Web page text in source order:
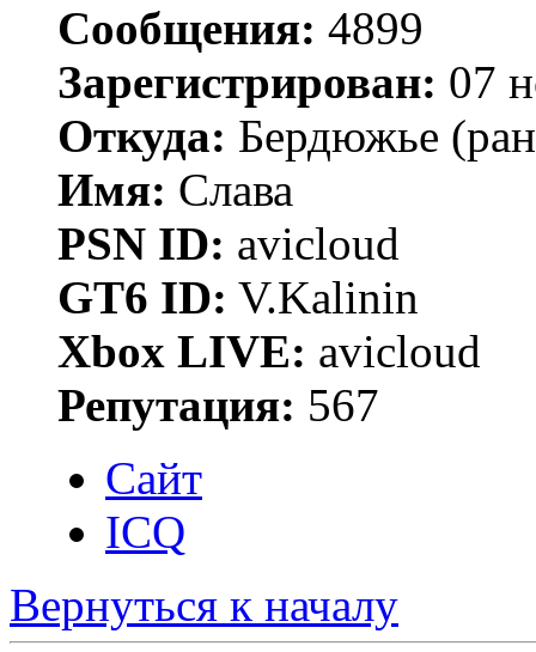
Сообщения: 4899
Зарегистрирован: 07
Откуда: Бердюжье
Имя: Слава
PSN ID: avicloud
GT6 ID: V.Kalinin
Xbox LIVE: avicloud
Репутация: 567
Сайт
ICQ
Вернуться к началу